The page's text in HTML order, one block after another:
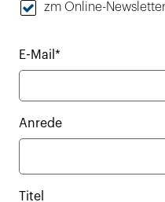
zm Online-Newsletter
E-Mail*
Anrede
Titel